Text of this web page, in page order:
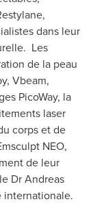
dans leur
Les
de la peau
Vbeam,
PicoWay, la
laser
corps et de
NEO,
de leur
DrAndreas
internationale.